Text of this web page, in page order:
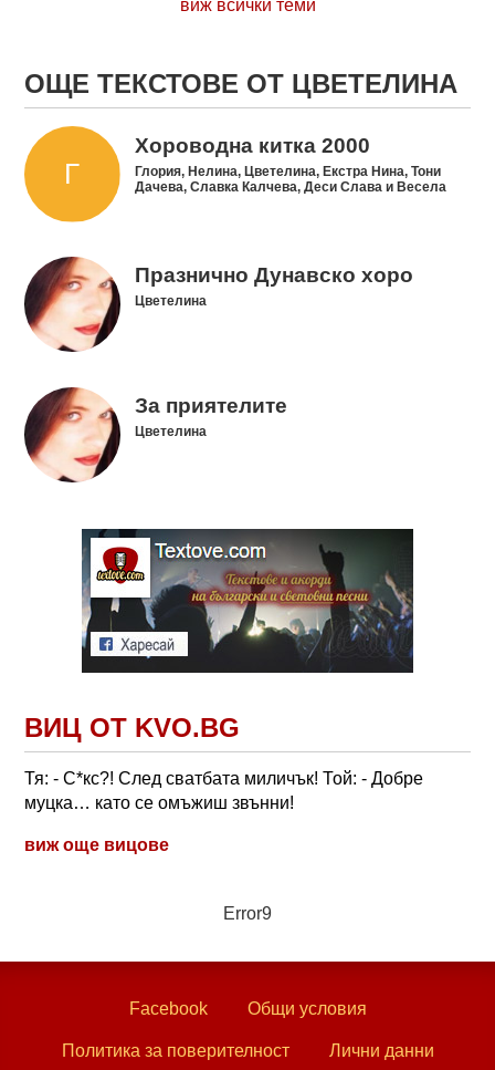
виж всички теми
ОЩЕ ТЕКСТОВЕ ОТ ЦВЕТЕЛИНА
Хороводна китка 2000
Глория, Нелина, Цветелина, Екстра Нина, Тони
Дачева, Славка Калчева, Деси Слава и Весела
Празнично Дунавско хоро
Цветелина
За приятелите
Цветелина
ВИЦ ОТ KVO.BG
Тя: - С*кс?! След сватбата миличък! Той: - Добре
муцка… като се омъжиш звънни!
виж още вицове
Error9
Facebook Общи условия
Политика за поверителност Лични данни